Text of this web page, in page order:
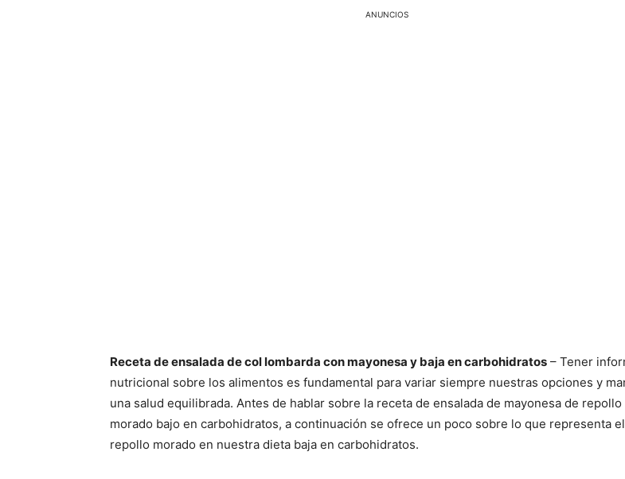
ANUNCIOS
Receta de ensalada de col lombarda con mayonesa y baja en carbohidratos – Tener
nutricional sobre los alimentos es fundamental para variar siempre nuestras opciones y
una salud equilibrada. Antes de hablar sobre la receta de ensalada de mayonesa de repollo
morado bajo en carbohidratos, a continuación se ofrece un poco sobre lo que representa el
repollo morado en nuestra dieta baja en carbohidratos.